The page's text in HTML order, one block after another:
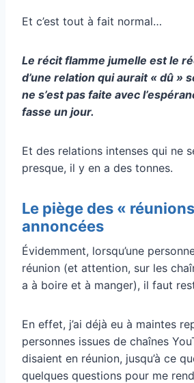
Et c’est tout à fait normal…
Le récit flamme jumelle est le
d’une relation qui aurait « dû »
ne s’est pas faite avec
fasse un jour.
Et des relations intenses qui ne
presque, il y en a des tonnes.
Le piège des «
annoncées
Évidemment, lorsqu’une
réunion (et attention, sur les
a à boire et à manger), il faut
En effet, j’ai déjà eu à maintes
personnes issues de chaînes
disaient en réunion, jusqu’à ce
quelques questions pour me